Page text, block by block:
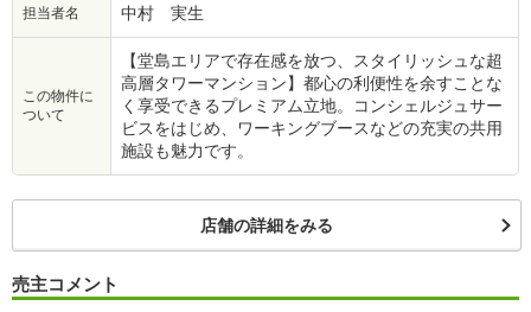
担当者名 中村 実生
この物件に
ついて
【堂島エリアで存在感を放つ、スタイリッシュな超
高層タワーマンション】都心の利便性を余すことな
く享受できるプレミアム立地。コンシェルジュサー
ビスをはじめ、ワーキングブースなどの充実の共用
施設も魅力です。
店舗の詳細をみる
売主コメント